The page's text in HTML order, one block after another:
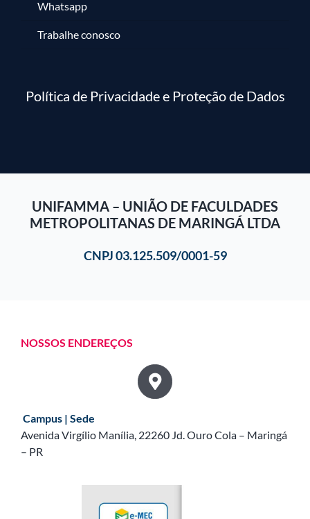
Whatsapp
Trabalhe conosco
Política de Privacidade e Proteção de Dados
UNIFAMMA – UNIÃO DE FACULDADES
METROPOLITANAS DE MARINGÁ LTDA
CNPJ 03.125.509/0001-59
NOSSOS ENDEREÇOS
Campus | Sede
Avenida Virgílio Manília, 22260 Jd. Ouro Cola – Maringá
– PR